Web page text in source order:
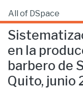
All of DSpace
Statistics
en la
barbero de
Quito, junio